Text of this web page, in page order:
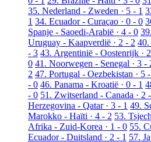
35. Nederland - Zweden · 5 - 1
1 34. Ecuador - Curaçao · 0 - 0
Spanje - Saoedi-Arabië · 4 - 0
Uruguay - Kaapverdië · 2 - 2 40.
- 3 43. Argentinië - Oostenrijk ·
0 41. Noorwegen - Senegal · 3 -
2 47. Portugal - Oezbekistan · 5
- 0 46. Panama - Kroatië · 0 - 1
- 0 51. Zwitserland - Canada · 2
Herzegovina - Qatar · 3 - 1 49.
Marokko - Haïti · 4 - 2 53.
Afrika - Zuid-Korea · 1 - 0 55.
Ecuador - Duitsland · 2 - 1 57.